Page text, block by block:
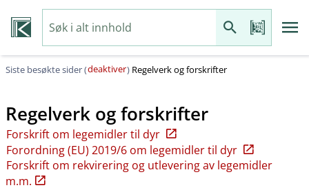
Siste besøkte sider (deaktiver) Regelverk og forskrifter
Regelverk og forskrifter
Forskrift om legemidler til dyr
Forordning (EU) 2019/6 om legemidler til dyr
Forskrift om rekvirering og utlevering av legemidler
m.m.